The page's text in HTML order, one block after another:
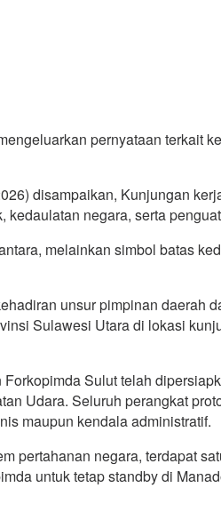
pernyataan terkait
disampaikan, Kunjungan
kedaulatan negara, serta
melainkan simbol batas
unsur pimpinan
Sulawesi Utara di lokasi
Sulut telah
Udara. Seluruh perangkat
maupun kendala administratif.
pertahanan negara, terdapat
untuk tetap standby di